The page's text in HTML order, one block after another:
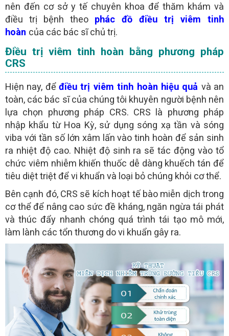
nên đến cơ sở y tế chuyên khoa để thăm khám và
điều trị bệnh theo phác đồ điều trị viêm tinh
hoàn của các bác sĩ chủ trị.
Điều trị viêm tinh hoàn bằng phương pháp
CRS
Hiện nay, đểđiều trị viêm tinh hoàn hiệu quả và an
toàn, các bác sĩ của chúng tôi khuyên người bệnh nên
lựa chọn phương pháp CRS. CRS là phương pháp
nhập khẩu từ Hoa Kỳ, sử dụng sóng xạ tần và sóng
viba với tần số lớn xâm lấn vào tinh hoàn để sản sinh
ra nhiệt độ cao. Nhiệt độ sinh ra sẽ tác động vào tổ
chức viêm nhiễm khiến thuốc dễ dàng khuếch tán để
tiêu diệt triệt để vi khuẩn và loại bỏ chúng khỏi cơ thể.
Bên cạnh đó, CRS sẽ kích hoạt tế bào miễn dịch trong
cơ thể để nâng cao sức đề kháng, ngăn ngừa tái phát
và thúc đẩy nhanh chóng quá trình tái tạo mô mới,
làm lành các tổn thương do vi khuẩn gây ra.